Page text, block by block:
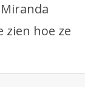
zien hoe ze